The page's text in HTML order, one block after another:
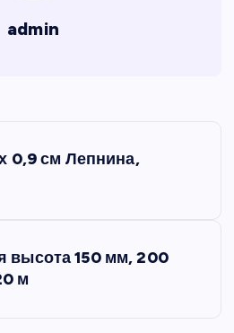
admin
0,9 см Лепнина,
высота 150 мм, 200
м